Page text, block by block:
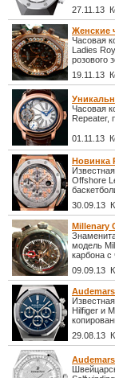
27.11.13
Женские
Часовая
Ladies
розового
19.11.13
Часовая
Repeater,
01.11.13
Новинка
Offshore
30.09.13
Millenary
модель
карбона
09.09.13
Hilfiger и
29.08.13